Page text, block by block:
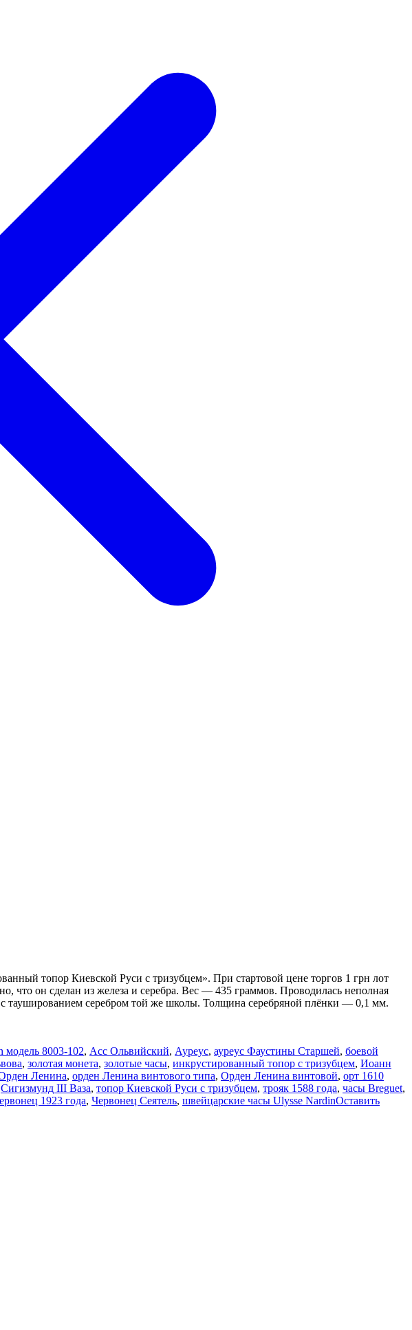
топор Киевской Руси с тризубцем». При стартовой цене торгов 1 грн лот
что он сделан из железа и серебра. Вес — 435 граммов. Проводилась неполная
таушированием серебром той же школы. Толщина серебряной плёнки — 0,1 мм.
модель 8003-102, Асс Ольвийский, Ауреус, ауреус Фаустины Старшей, боевой
, золотая монета, золотые часы, инкрустированный топор с тризубцем, Иоанн
Ленина, орден Ленина винтового типа, Орден Ленина винтовой, орт 1610
Сигизмунд III Ваза, топор Киевской Руси с тризубцем, трояк 1588 года, часы Breguet,
1923 года, Червонец Сеятель, швейцарские часы Ulysse NardinОставить